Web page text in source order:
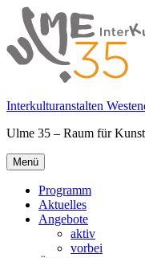
Springe
zum
Inhalt
Interkulturanstalten
Ulme 35 – Raum für
Primäres
Menü
Menü
Programm
Aktuelles
Angebote
aktiv
vorbei